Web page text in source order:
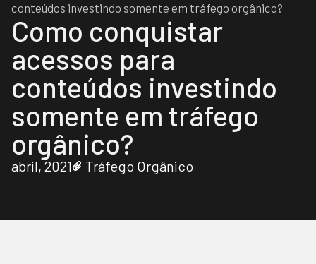
conteúdos investindo somente em tráfego orgânico?
Como conquistar
acessos para
conteúdos investindo
somente em tráfego
orgânico?
abril, 2021 Tráfego Orgânico